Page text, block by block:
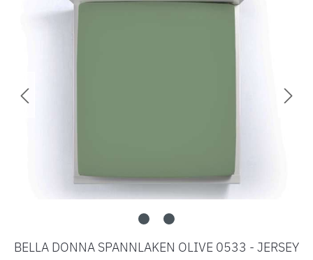
BELLA DONNA SPANNLAKEN OLIVE 0533 - JERSEY